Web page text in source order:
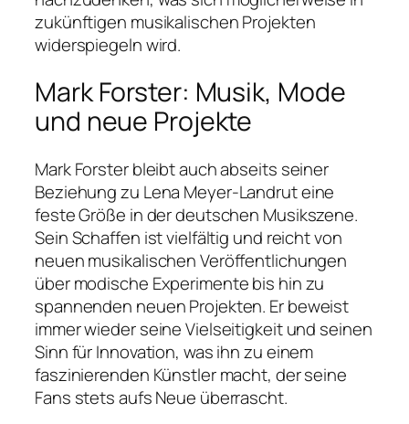
zukünftigen musikalischen Projekten
widerspiegeln wird.
Mark Forster: Musik, Mode
und neue Projekte
Mark Forster bleibt auch abseits seiner
Beziehung zu Lena Meyer-Landrut eine
feste Größe in der deutschen Musikszene.
Sein Schaffen ist vielfältig und reicht von
neuen musikalischen Veröffentlichungen
über modische Experimente bis hin zu
spannenden neuen Projekten. Er beweist
immer wieder seine Vielseitigkeit und seinen
Sinn für Innovation, was ihn zu einem
faszinierenden Künstler macht, der seine
Fans stets aufs Neue überrascht.